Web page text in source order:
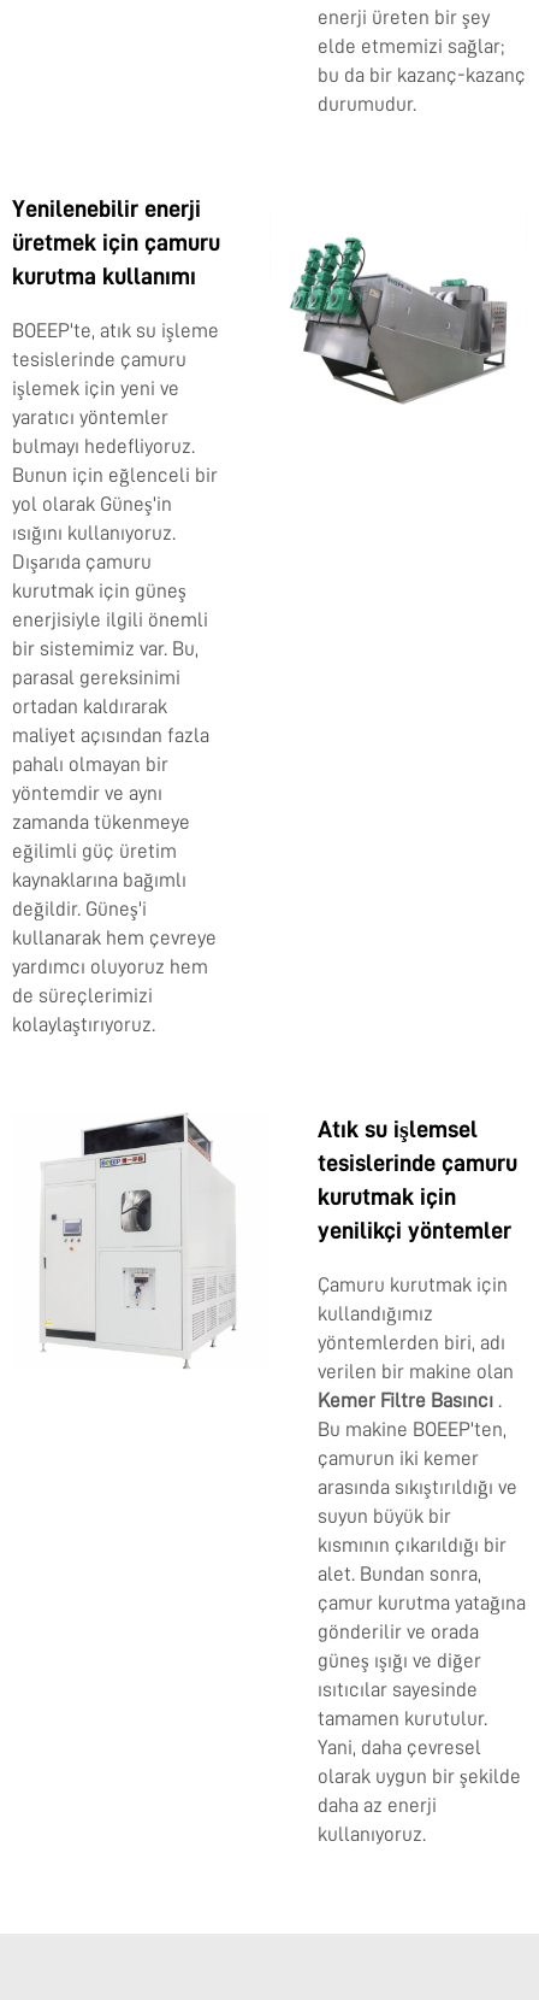
enerji üreten bir şey
elde etmemizi sağlar;
bu da bir kazanç-kazanç
durumudur.
Yenilenebilir enerji
üretmek için çamuru
kurutma kullanımı
BOEEP'te, atık su işleme
tesislerinde çamuru
işlemek için yeni ve
yaratıcı yöntemler
bulmayı hedefliyoruz.
Bunun için eğlenceli bir
yol olarak Güneş'in
ısığını kullanıyoruz.
Dışarıda çamuru
kurutmak için güneş
enerjisiyle ilgili önemli
bir sistemimiz var. Bu,
parasal gereksinimi
ortadan kaldırarak
maliyet açısından fazla
pahalı olmayan bir
yöntemdir ve aynı
zamanda tükenmeye
eğilimli güç üretim
kaynaklarına bağımlı
değildir. Güneş'i
kullanarak hem çevreye
yardımcı oluyoruz hem
de süreçlerimizi
kolaylaştırıyoruz.
Atık su işlemsel
tesislerinde çamuru
kurutmak için
yenilikçi yöntemler
Çamuru kurutmak için
kullandığımız
yöntemlerden biri, adı
verilen bir makine olan
Kemer Filtre Basıncı .
Bu makine BOEEP'ten,
çamurun iki kemer
arasında sıkıştırıldığı ve
suyun büyük bir
kısmının çıkarıldığı bir
alet. Bundan sonra,
çamur kurutma yatağına
gönderilir ve orada
güneş ışığı ve diğer
ısıtıcılar sayesinde
tamamen kurutulur.
Yani, daha çevresel
olarak uygun bir şekilde
daha az enerji
kullanıyoruz.